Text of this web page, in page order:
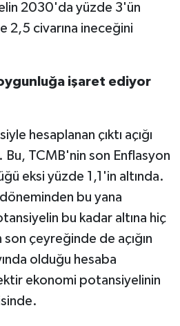
2030'da yüzde 3'ün
2,5 civarına ineceğini
işaret ediyor
hesaplanan çıktı açığı
TCMB'nin son Enflasyon
eksi yüzde 1,1'in altında.
bu yana
bu kadar altına hiç
çeyreğinde de açığın
olduğu hesaba
ekonomi potansiyelinin